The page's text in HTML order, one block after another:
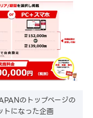
のトップページの
トになった企画